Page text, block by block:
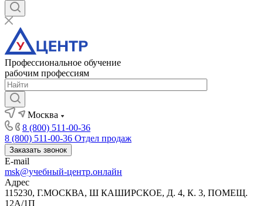
Профессиональное обучение
рабочим профессиям
Москва
8 (800) 511-00-36
8 (800) 511-00-36 Отдел продаж
Заказать звонок
E-mail
msk@учебный-центр.онлайн
Адрес
115230, Г.МОСКВА, Ш КАШИРСКОЕ, Д. 4, К. 3, ПОМЕЩ.
12А/1П